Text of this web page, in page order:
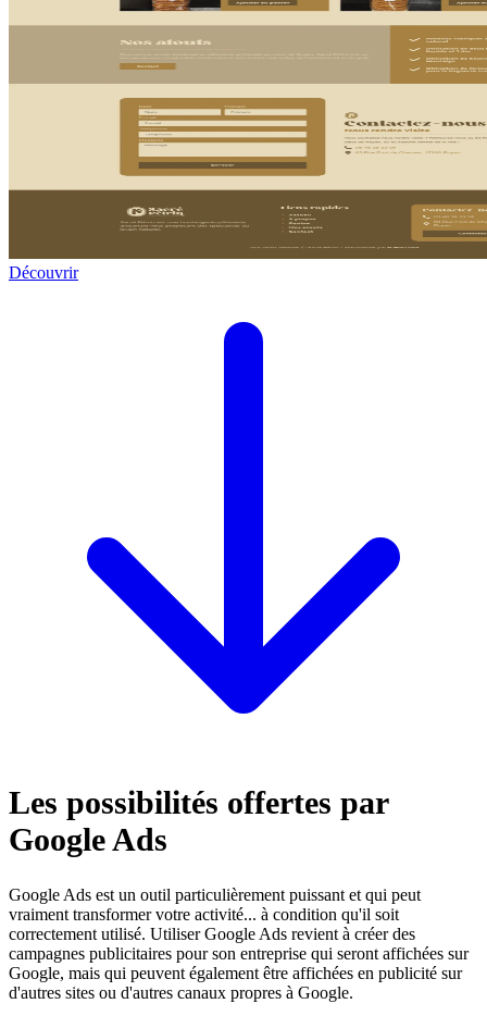
Découvrir
Les possibilités offertes par
Google Ads
Google Ads est un outil particulièrement puissant et qui peut
vraiment transformer votre activité... à condition qu'il soit
correctement utilisé. Utiliser Google Ads revient à créer des
campagnes publicitaires pour son entreprise qui seront affichées sur
Google, mais qui peuvent également être affichées en publicité sur
d'autres sites ou d'autres canaux propres à Google.